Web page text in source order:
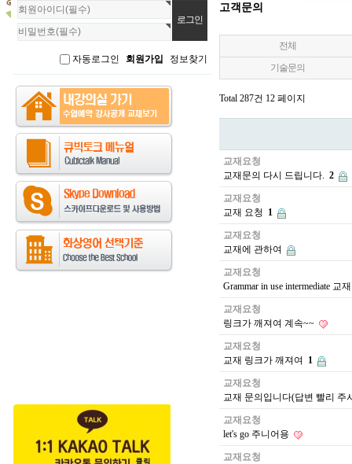
회
원
로
자동로그인 회원가입 정보찾기
고객문의
전체
기술문의
Total 287건 12 페이지
교재요청
교재문의 다시 드립니다. 2
교재요청
교재 요청 1
교재요청
교재에 관하여
교재요청
Grammar in use intermediate 교
교재요청
링크가 깨져여 계속~~
교재요청
교재 링크가 깨져여
1
교재요청
교재 문의입니다(답변 빨리 주
교재요청
let's go 주니어용
교재요청